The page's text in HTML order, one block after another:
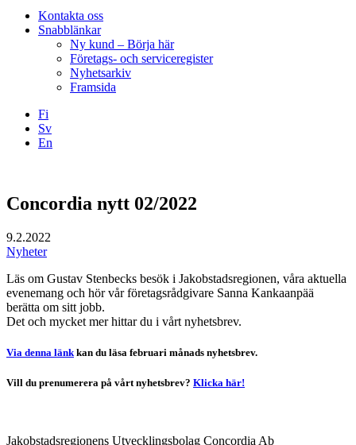
Kontakta oss
Snabblänkar
Ny kund – Börja här
Företags- och serviceregister
Nyhetsarkiv
Framsida
Fi
Sv
En
Concordia nytt 02/2022
9.2.2022
Nyheter
Läs om Gustav Stenbecks besök i Jakobstadsregionen, våra aktuella
evenemang och hör vår företagsrådgivare Sanna Kankaanpää
berätta om sitt jobb.
Det och mycket mer hittar du i vårt nyhetsbrev.
Via denna länk kan du läsa februari månads nyhetsbrev.
Vill du prenumerera på vårt nyhetsbrev? Klicka här!
Jakobstadsregionens Utvecklingsbolag Concordia Ab